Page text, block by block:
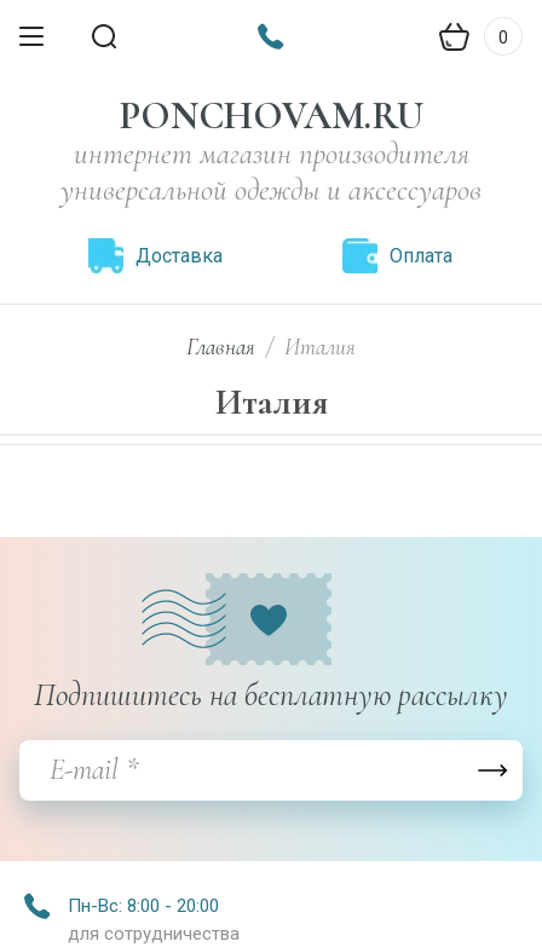
0
PONCHOVAM.RU
интернет магазин производителя
универсальной одежды и аксессуаров
Доставка Оплата
Главная / Италия
Италия
Подпишитесь на бесплатную рассылку
Пн-Вс: 8:00 - 20:00
для сотрудничества